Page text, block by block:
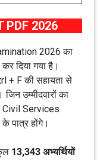
PDF 2026
2026 का
दिया गया है।
+ F की सहायता से
उम्मीदवारों का
Civil Services
पात्र होंगे।
13,343 अभ्यर्थियों